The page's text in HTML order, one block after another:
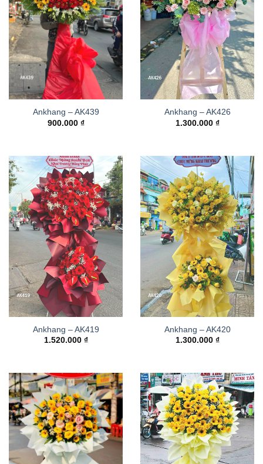
Ankhang – AK439
900.000 ₫
Ankhang – AK426
1.300.000 ₫
Ankhang – AK419
1.520.000 ₫
Ankhang – AK420
1.300.000 ₫